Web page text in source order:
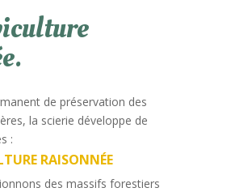
de préservation des
la scierie développe de
:
RAISONNÉE
des massifs forestiers